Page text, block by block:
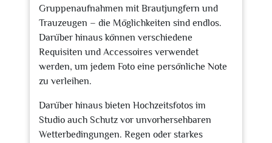
Gruppenaufnahmen mit Brautjungfern und
Trauzeugen – die Möglichkeiten sind endlos.
Darüber hinaus können verschiedene
Requisiten und Accessoires verwendet
werden, um jedem Foto eine persönliche Note
zu verleihen.
Darüber hinaus bieten Hochzeitsfotos im
Studio auch Schutz vor unvorhersehbaren
Wetterbedingungen. Regen oder starkes